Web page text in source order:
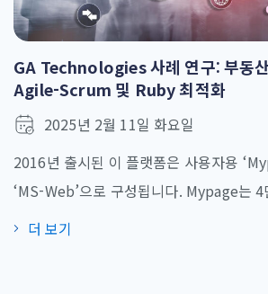
GA Technologies 사례 연구: 부동
Agile-Scrum 및 Ruby 최적화
2025년 2월 11일 화요일
2016년 출시된 이 플랫폼은 사용자용
‘MS-Web’으로 구성됩니다. Mypage는
용하며, MS-Web은 400명의 관리자가 사
더 보기